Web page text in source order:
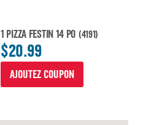
1 PIZZA FESTIN 14 PO (4191)
$20.99
AJOUTEZ COUPON